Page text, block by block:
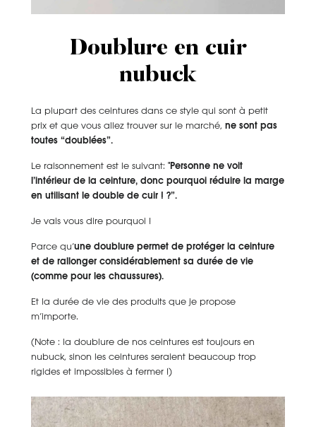
Doublure en cuir
nubuck
La plupart des ceintures dans ce style qui sont à petit
prix et que vous allez trouver sur le marché,ne sont pas
toutes “doublées”.
Le raisonnement est le suivant:"Personne ne voit
l’intérieur de la ceinture, donc pourquoi réduire la marge
en utilisant le double de cuir ! ?”.
Je vais vous dire pourquoi !
Parce qu’une doublure permet de protéger la ceinture
et de rallonger considérablement sa durée de vie
(comme pour les chaussures).
Et la durée de vie des produits que je propose
m’importe.
(Note : la doublure de nos ceintures est toujours en
nubuck, sinon les ceintures seraient beaucoup trop
rigides et impossibles à fermer !)